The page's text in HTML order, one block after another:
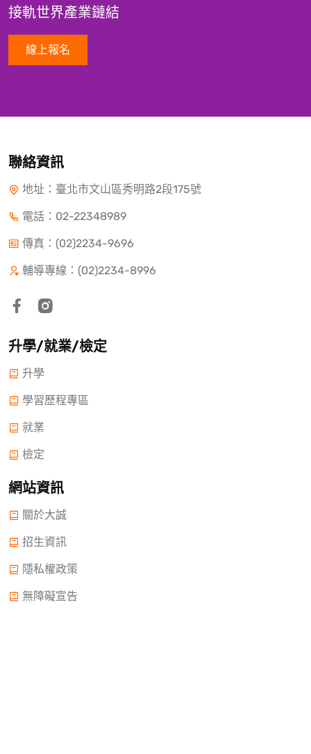
接軌世界產業鏈結
線上報名
聯絡資訊
地址：臺北市文山區秀明路2段175號
電話： 02-22348989
傳真：(02)2234-9696
輔導專線：(02)2234-8996
升學/就業/檢定
升學
學習歷程專區
就業
檢定
網站資訊
關於大誠
招生資訊
隱私權政策
無障礙宣告